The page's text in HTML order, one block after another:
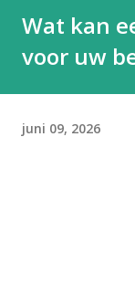
Wat kan
voor uw
juni 09, 2026